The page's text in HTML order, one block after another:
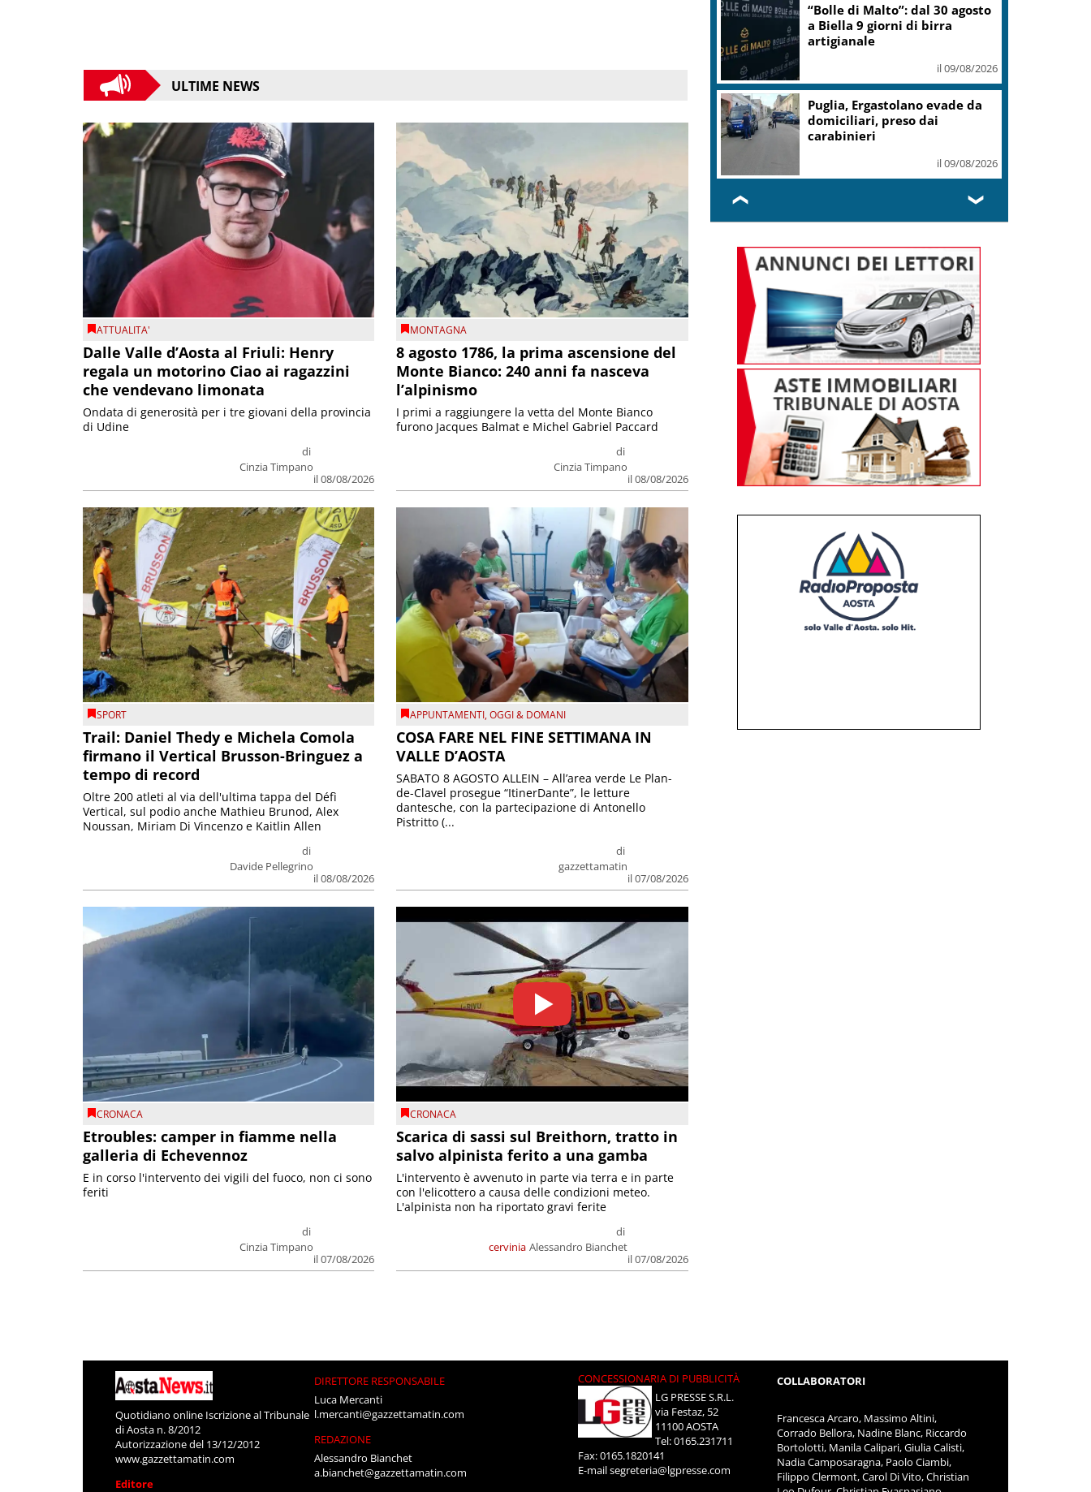
ULTIME NEWS
ATTUALITA'
Dalle Valle d’Aosta al Friuli: Henry
regala un motorino Ciao ai ragazzini
che vendevano limonata
di
Cinzia Timpano
il 08/08/2026
Ondata di generosità per i tre giovani della provincia
di Udine
MONTAGNA
8 agosto 1786, la prima ascensione del
Monte Bianco: 240 anni fa nasceva
l’alpinismo
di
Cinzia Timpano
il 08/08/2026
I primi a raggiungere la vetta del Monte Bianco
furono Jacques Balmat e Michel Gabriel Paccard
SPORT
Trail: Daniel Thedy e Michela Comola
firmano il Vertical Brusson-Bringuez a
tempo di record
di
Davide Pellegrino
il 08/08/2026
Oltre 200 atleti al via dell'ultima tappa del Défì
Vertical, sul podio anche Mathieu Brunod, Alex
Noussan, Miriam Di Vincenzo e Kaitlin Allen
APPUNTAMENTI,OGGI & DOMANI
COSA FARE NEL FINE SETTIMANA IN
VALLE D’AOSTA
di
gazzettamatin
il 07/08/2026
SABATO 8 AGOSTO ALLEIN – All’area verde Le Plan-
de-Clavel prosegue “ItinerDante”, le letture
dantesche, con la partecipazione di Antonello
Pistritto (...
CRONACA
Etroubles: camper in fiamme nella
galleria di Echevennoz
di
Cinzia Timpano
il 07/08/2026
E in corso l'intervento dei vigili del fuoco, non ci sono
feriti
CRONACA
Scarica di sassi sul Breithorn, tratto in
salvo alpinista ferito a una gamba
cervinia
di
Alessandro Bianchet
il 07/08/2026
L'intervento è avvenuto in parte via terra e in parte
con l'elicottero a causa delle condizioni meteo.
L'alpinista non ha riportato gravi ferite
“Bolle di Malto”: dal 30 agosto
a Biella 9 giorni di birra
artigianale
il 09/08/2026
Puglia, Ergastolano evade da
domiciliari, preso dai
carabinieri
il 09/08/2026
❮ ❯
Quotidiano online Iscrizione al Tribunale
di Aosta n. 8/2012
Autorizzazione del 13/12/2012
www.gazzettamatin.com
Editore
DIRETTORE RESPONSABILE
Luca Mercanti
l.mercanti@gazzettamatin.com
REDAZIONE
Alessandro Bianchet
a.bianchet@gazzettamatin.com
CONCESSIONARIA DI PUBBLICITÀ
LG PRESSE S.R.L.
via Festaz, 52
11100 AOSTA
Tel: 0165.231711
Fax: 0165.1820141
E-mailsegreteria@lgpresse.com
COLLABORATORI
Francesca Arcaro, Massimo Altini,
Corrado Bellora, Nadine Blanc, Riccardo
Bortolotti, Manila Calipari, Giulia Calisti,
Nadia Camposaragna, Paolo Ciambi,
Filippo Clermont, Carol Di Vito, Christian